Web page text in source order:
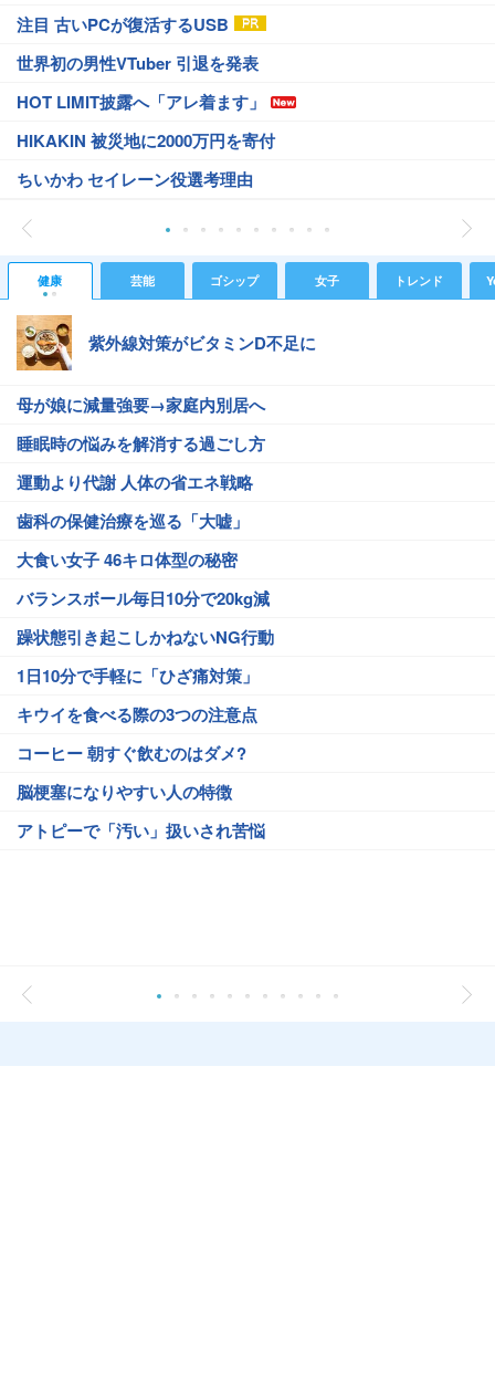
注目 古いPCが復活するUSB
世界初の男性VTuber 引退を発表
HOT LIMIT披露へ「アレ着ます」
HIKAKIN 被災地に2000万円を寄付
ちいかわ セイレーン役選考理由
健康 芸能 ゴシップ 女子 トレンド
紫外線対策がビタミンD不足に
母が娘に減量強要→家庭内別居へ
睡眠時の悩みを解消する過ごし方
運動より代謝 人体の省エネ戦略
歯科の保健治療を巡る「大嘘」
大食い女子 46キロ体型の秘密
バランスボール毎日10分で20kg減
躁状態引き起こしかねないNG行動
1日10分で手軽に「ひざ痛対策」
キウイを食べる際の3つの注意点
コーヒー 朝すぐ飲むのはダメ?
脳梗塞になりやすい人の特徴
アトピーで「汚い」扱いされ苦悩